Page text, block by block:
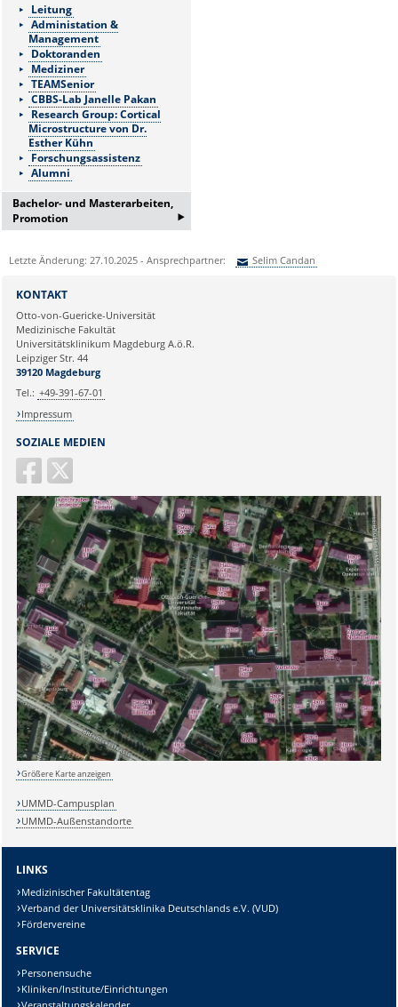
Leitung
Administation &
Management
Doktoranden
Mediziner
TEAMSenior
CBBS-Lab Janelle Pakan
Research Group: Cortical
Microstructure von Dr.
Esther Kühn
Forschungsassistenz
Alumni
Bachelor- und Masterarbeiten,
Promotion
‣
Bachelor/Masterarbeit oder
Informationsgespräch bei:
Frau Lema Jamizade:
lema.jamizada@med.ovgu.de
oder telefonisch unter:
0391 67-250 51
Letzte Änderung: 27.10.2025 - Ansprechpartner: Selim Candan
Ihre E-Mailadresse:
Ihr Anliegen:
Sicherheitsabfrage:
Lösung:
SOZIALE MEDIEN
KONTAKT
Otto-von-Guericke-Universität
Medizinische Fakultät
Universitätsklinikum Magdeburg A.ö.R.
Leipziger Str. 44
39120 Magdeburg
Tel.: +49-391-67-01
Impressum
Größere Karte anzeigen
UMMD-Campusplan
UMMD-Außenstandorte
LINKS
Medizinischer Fakultätentag
Verband der Universitätsklinika Deutschlands e.V. (VUD)
Fördervereine
SERVICE
Personensuche
Kliniken/Institute/Einrichtungen